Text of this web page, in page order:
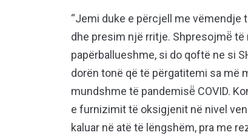
“Jemi duke e përcjell me
dhe presim një rritje. Shpresojmë̈
papërballueshme, si do qoftë ne si
dorën tonë që të përgatitemi sa më
mundshme të pandemisë̈ COVID.
e furnizimit të oksigjenit në nivel
kaluar në atë të lëngshëm, pra me